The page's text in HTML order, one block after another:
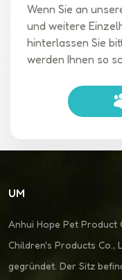
Wenn Sie an
und weitere
hinterlassen Sie
werden Ihnen so
UM
Anhui Hope Pet Product
Children's Products Co.,
gegründet. Der Sitz